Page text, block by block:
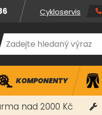
Cykloservis
KOMPONENTY
nad 2000 Kč